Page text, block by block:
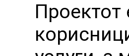
Проектот